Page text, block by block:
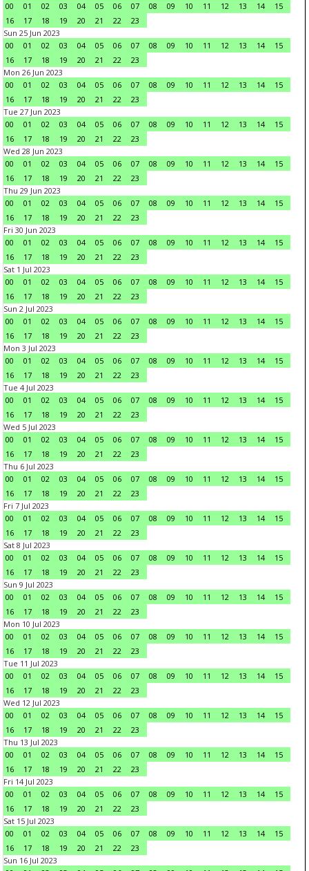
00
01 02 03 04 05 06 07 08 09 10 11 12 13 14
15
16
17 18 19 20 21 22
23
Sun 25 Jun 2023
00
01 02 03 04 05 06 07 08 09 10 11 12 13 14
15
16
17 18 19 20 21 22
23
Mon 26 Jun 2023
00
01 02 03 04 05 06 07 08 09 10 11 12 13 14
15
16
17 18 19 20 21 22
23
Tue 27 Jun 2023
00
01 02 03 04 05 06 07 08 09 10 11 12 13 14
15
16
17 18 19 20 21 22
23
Wed 28 Jun 2023
00
01 02 03 04 05 06 07 08 09 10 11 12 13 14
15
16
17 18 19 20 21 22
23
Thu 29 Jun 2023
00
01 02 03 04 05 06 07 08 09 10 11 12 13 14
15
16
17 18 19 20 21 22
23
Fri 30 Jun 2023
00
01 02 03 04 05 06 07 08 09 10 11 12 13 14
15
16
17 18 19 20 21 22
23
Sat 1 Jul 2023
00
01 02 03 04 05 06 07 08 09 10 11 12 13 14
15
16
17 18 19 20 21 22
23
Sun 2 Jul 2023
00
01 02 03 04 05 06 07 08 09 10 11 12 13 14
15
16
17 18 19 20 21 22
23
Mon 3 Jul 2023
00
01 02 03 04 05 06 07 08 09 10 11 12 13 14
15
16
17 18 19 20 21 22
23
Tue 4 Jul 2023
00
01 02 03 04 05 06 07 08 09 10 11 12 13 14
15
16
17 18 19 20 21 22
23
Wed 5 Jul 2023
00
01 02 03 04 05 06 07 08 09 10 11 12 13 14
15
16
17 18 19 20 21 22
23
Thu 6 Jul 2023
00
01 02 03 04 05 06 07 08 09 10 11 12 13 14
15
16
17 18 19 20 21 22
23
Fri 7 Jul 2023
00
01 02 03 04 05 06 07 08 09 10 11 12 13 14
15
16
17 18 19 20 21 22
23
Sat 8 Jul 2023
00
01 02 03 04 05 06 07 08 09 10 11 12 13 14
15
16
17 18 19 20 21 22
23
Sun 9 Jul 2023
00
01 02 03 04 05 06 07 08 09 10 11 12 13 14
15
16
17 18 19 20 21 22
23
Mon 10 Jul 2023
00
01 02 03 04 05 06 07 08 09 10 11 12 13 14
15
16
17 18 19 20 21 22
23
Tue 11 Jul 2023
00
01 02 03 04 05 06 07 08 09 10 11 12 13 14
15
16
17 18 19 20 21 22
23
Wed 12 Jul 2023
00
01 02 03 04 05 06 07 08 09 10 11 12 13 14
15
16
17 18 19 20 21 22
23
Thu 13 Jul 2023
00
01 02 03 04 05 06 07 08 09 10 11 12 13 14
15
16
17 18 19 20 21 22
23
Fri 14 Jul 2023
00
01 02 03 04 05 06 07 08 09 10 11 12 13 14
15
16
17 18 19 20 21 22
23
Sat 15 Jul 2023
00
01 02 03 04 05 06 07 08 09 10 11 12 13 14
15
16
17 18 19 20 21 22
23
Sun 16 Jul 2023